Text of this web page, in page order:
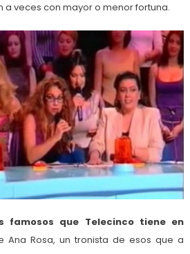
a veces con mayor o menor fortuna.
famosos que Telecinco tiene en
Ana Rosa, un tronista de esos que a